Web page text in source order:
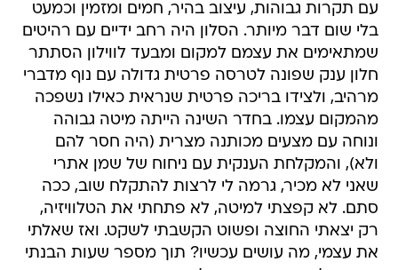
עם תקרות גבוהות, עיצוב בהיר, חמים ומזמין וכמעט
בלי שום דבר מיותר. הסלון היה רחב ידיים עם רהיטים
שמתאימים את עצמם למקום ומבעד לווילון הסתתר
חלון ענק שפונה לטרסה פרטית גדולה עם נוף מדברי
מרהיב, ולצידו בריכה פרטית שנראית כאילו נשפכה
מהמקום עצמו. בחדר השינה הייתה מיטה גבוהה
ונוחה עם מצעים מכותנה מצרית (היה חסר להם
ולא), והמקלחת הענקית עם ניחוח של שמן אתרי
שאני לא מכיר, גרמה לי לרצות להתקלח שוב, ככה
סתם. לא קפצתי למיטה, לא פתחתי את הטלוויזיה,
רק יצאתי החוצה ופשוט הקשבתי לשקט. ואז שאלתי
את עצמי, מה עושים עכשיו? תוך מספר שעות הבנתי